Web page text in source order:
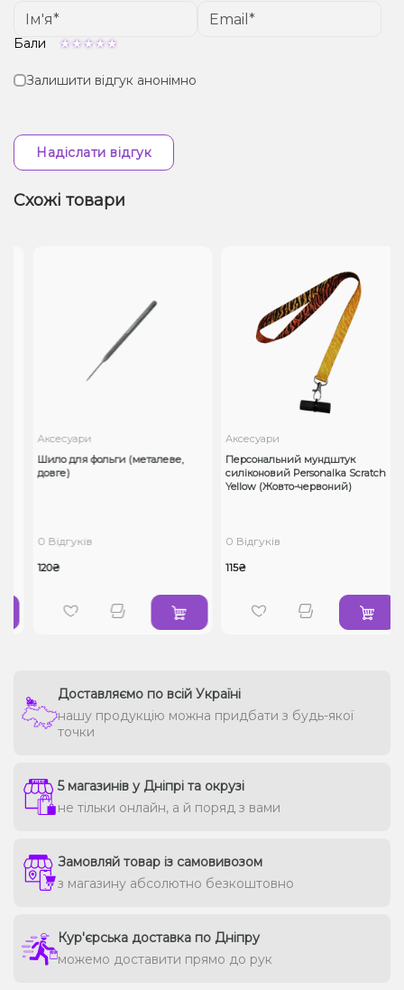
Бали
Залишити відгук анонімно
Надіслати відгук
Схожі товари
Аксесуари
Шило для фольги (металеве,
довге)
0 Відгуків
120₴
Аксесуари
Персональний мундштук
силіконовий Personalka Scratch
Yellow (Жовто-червоний)
0 Відгуків
115₴
Доставляємо по всій Україні
нашу продукцію можна придбати з будь-якої
точки
5 магазинів у Дніпрі та окрузі
не тільки онлайн, а й поряд з вами
Замовляй товар із самовивозом
з магазину абсолютно безкоштовно
Кур'єрська доставка по Дніпру
можемо доставити прямо до рук